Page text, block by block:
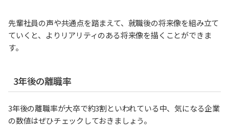
先輩社員の声や共通点を踏まえて、就職後の将来像を組み立て
ていくと、よりリアリティのある将来像を描くことができま
す。
3年後の離職率
3年後の離職率が大卒で約3割といわれている中、気になる企業
の数値はぜひチェックしておきましょう。